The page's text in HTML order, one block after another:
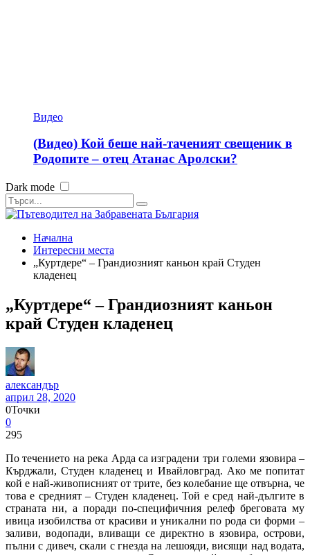
Видео
(Видео) Кой беше най-таченият свещеник в
Родопите – отец Атанас Аролски?
Dark mode
Начална
Интересни места
„Куртдере“ – Грандиозният каньон край Студен
кладенец
„Куртдере“ – Грандиозният каньон
край Студен кладенец
александър
април 28, 2020
0Точки
0
295
По течението на река Арда са изградени три големи язовира –
Кърджали, Студен кладенец и Ивайловград. Ако ме попитат
кой е най-живописният от трите, без колебание ще отвърна, че
това е средният – Студен кладенец. Той е сред най-дългите в
страната ни, а поради по-специфичния релеф бреговата му
ивица изобилства от красиви и уникални по рода си форми –
заливи, водопади, вливащи се директно в язовира, острови,
пълни с дивеч, скали с гнезда на лешояди, висящи над водата,